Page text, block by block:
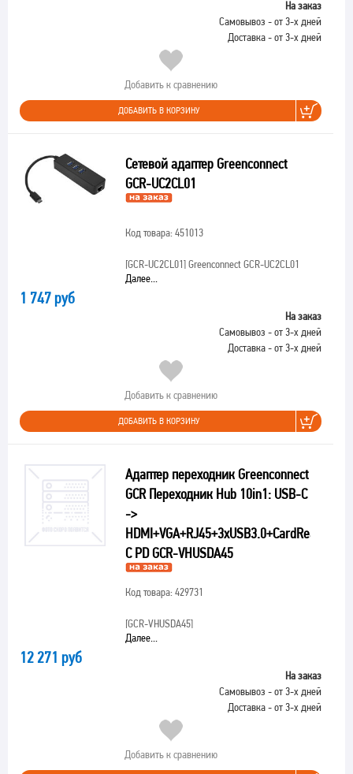
На заказ
Самовывоз - от 3-х дней
Доставка - от 3-х дней
Добавить к сравнению
ДОБАВИТЬ В КОРЗИНУ
Сетевой адаптер Greenconnect
GCR-UC2CL01
Код товара: 451013
[GCR-UC2CL01]Greenconnect GCR-UC2CL01
Далее...
1 747 руб
На заказ
Самовывоз - от 3-х дней
Доставка - от 3-х дней
Добавить к сравнению
ДОБАВИТЬ В КОРЗИНУ
Адаптер переходник Greenconnect
GCR Переходник Hub 10in1: USB-C
->
C PD GCR-VHUSDA45
Код товара: 429731
[GCR-VHUSDA45]
Далее...
12 271 руб
На заказ
Самовывоз - от 3-х дней
Доставка - от 3-х дней
Добавить к сравнению